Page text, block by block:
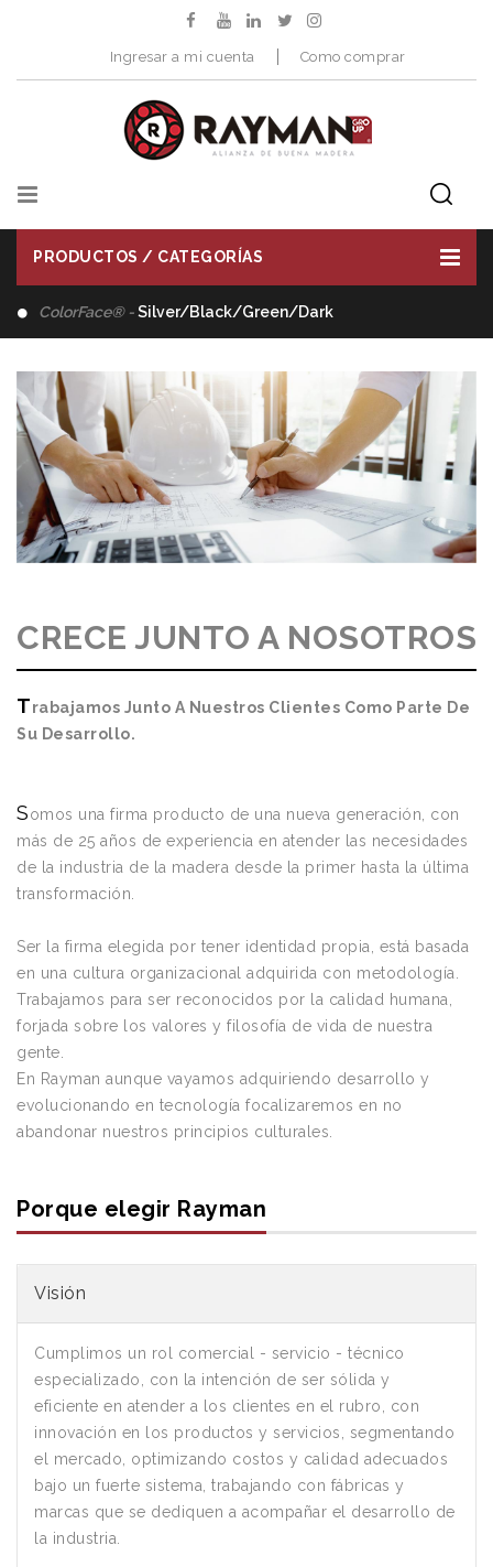
Ingresar a mi cuenta Como comprar
PRODUCTOS / CATEGORÍAS
Distribuimos -Herramientas de Corte
CRECE JUNTO A NOSOTROS
Trabajamos Junto A Nuestros Clientes Como Parte De
Su Desarrollo.
Somos una firma producto de una nueva generación, con
más de 25 años de experiencia en atender las necesidades
de la industria de la madera desde la primer hasta la última
transformación.
Ser la firma elegida por tener identidad propia, está basada
en una cultura organizacional adquirida con metodología.
Trabajamos para ser reconocidos por la calidad humana,
forjada sobre los valores y filosofía de vida de nuestra
gente.
En Rayman aunque vayamos adquiriendo desarrollo y
evolucionando en tecnología focalizaremos en no
abandonar nuestros principios culturales.
Porque elegir Rayman
Visión
Cumplimos un rol comercial - servicio - técnico
especializado, con la intención de ser sólida y
eficiente en atender a los clientes en el rubro, con
innovación en los productos y servicios, segmentando
el mercado, optimizando costos y calidad adecuados
bajo un fuerte sistema, trabajando con fábricas y
marcas que se dediquen a acompañar el desarrollo de
la industria.